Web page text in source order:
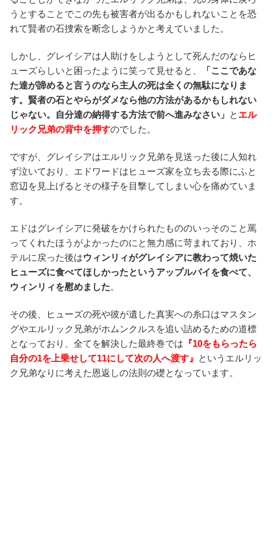
うとすることでこの先も被害者が出るかもしれないことを恐
れて賢者の石捜索を断念しようかと考えていました。
しかし、グレイシアは人助けをしようとして死んだのならヒ
ューズらしいと困ったように笑って見せると、
「ここであな
た達が諦めると言うのなら主人の死は全くの無駄になりま
す。賢者の石とやらがダメなら他の方法があるかもしれない
じゃない。自分達の納得する方法で前へ進みなさい」 と エル
リック兄弟の背中を押すのでした。
ですが、グレイシアはエルリック兄弟を見送った後に人知れ
ず泣いており、エドワードはヒューズ家を立ち去る際にふと
窓辺を見上げるとその様子を目撃してしまい心を痛めていま
す。
エドはグレイシアに発破をかけられたもののいっそのこと罵
ってくれたほうがよかったのにと無力感に苛まれており、ホ
テルに戻った後はウィンリィがグレイシアに教わって焼いた
ヒューズに食べてほしかったというアップルパイを食べて、
ウィンリィを慰めました。
その後、ヒューズの死や彼が遺した真実への糸口はマスタン
グやエルリック兄弟がホムンクルスを追い詰めるための道標
となっており、全てを解決した最終巻では 『10をもらったら
自分の1を上乗せして11にして次の人へ渡す』 というエルリッ
ク兄弟なりに考えた恩返しの法則の礎となっています。